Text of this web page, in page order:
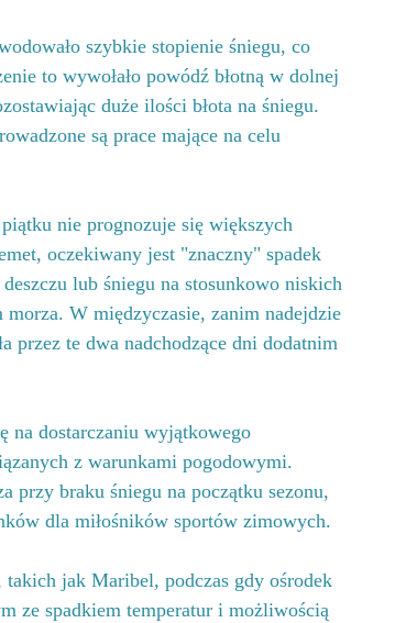
szybkie stopienie śniegu, co
to wywołało powódź błotną w dolnej
duże ilości błota na śniegu.
są prace mające na celu
nie prognozuje się większych
oczekiwany jest "znaczny" spadek
lub śniegu na stosunkowo niskich
W międzyczasie, zanim nadejdzie
przez te dwa nadchodzące dni dodatnim
na dostarczaniu wyjątkowego
z warunkami pogodowymi.
przy braku śniegu na początku sezonu,
dla miłośników sportów zimowych.
jak Maribel, podczas gdy ośrodek
ze spadkiem temperatur i możliwością